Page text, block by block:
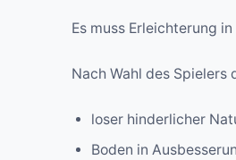
Es muss Erleichterung
Nach Wahl des
loser hinderlicher
Boden in